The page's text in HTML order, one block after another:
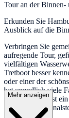
Tour an der Binnen-
Erkunden Sie
Ausblick auf die
Verbringen Sie
aufregende Tour,
vielfältigen
Tretboot besser
oder einer der
hat unendlich viele
Ende der Tour ist
Spitze der
Mehr anzeigen